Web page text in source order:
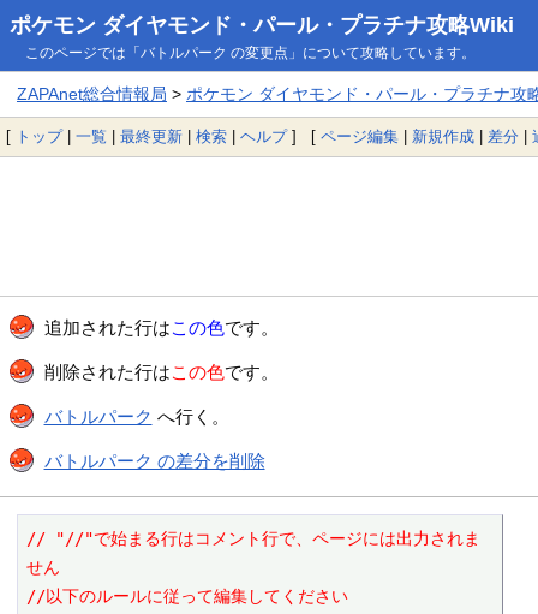
ポケモン ダイヤモンド・パール・プラチナ攻略Wiki
このページでは「バトルパーク の変更点」について攻略しています。
ZAPAnet総合情報局 > ポケモン ダイヤモンド・パール・プラチナ攻
[ トップ| 一覧 | 最終更新 | 検索 | ヘルプ] [ ページ編集 | 新規作成 | 差分 |
追加された行はこの色です。
削除された行はこの色です。
バトルパーク へ行く。
バトルパーク の差分を削除
// "//"で始まる行はコメント行で、ページには出力されま
せん
//以下のルールに従って編集してください